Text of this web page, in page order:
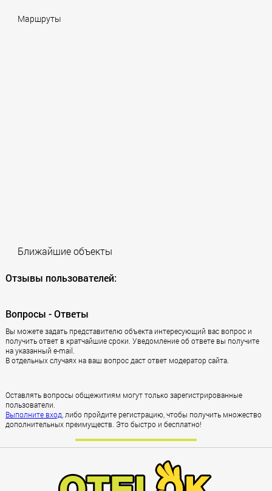
Маршруты
Ближайшие объекты
Отзывы пользователей:
Вопросы - Ответы
Вы можете задать представителю объекта интересующий вас вопрос и
получить ответ в кратчайшие сроки. Уведомление об ответе вы получите
на указанный e-mail.
В отдельных случаях на ваш вопрос даст ответ модератор сайта.
Оставлять вопросы общежитиям могут только зарегистрированные
пользователи.
Выполните вход, либо пройдите регистрацию, чтобы получить множество
дополнительных преимуществ. Это быстро и бесплатно!